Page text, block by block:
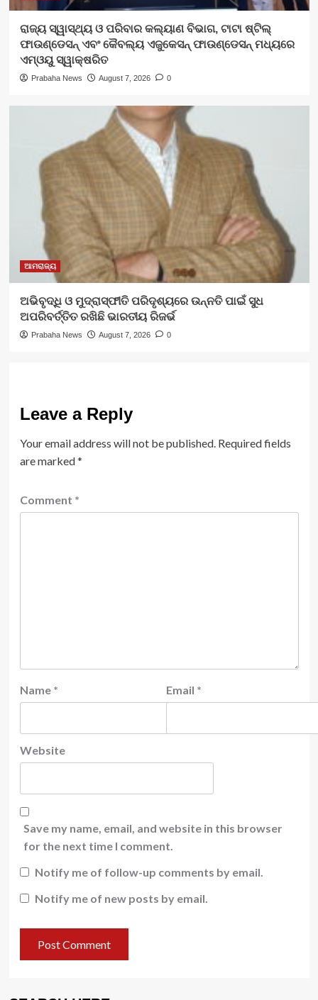
ରାଜ୍ୟ ସ୍ୱାସ୍ଥ୍ୟ ଓ ପରିବାର କଲ୍ୟାଣ ବିଭାଗ, ଟାଟା ଷ୍ଟିଲ୍
ଫାଉଣ୍ଡେସନ୍ ଏବଂ କୈବଲ୍ୟ ଏଜୁକେସନ୍ ଫାଉଣ୍ଡେସନ୍ ମଧ୍ୟରେ
ଏମ୍‌ଓୟୁ ସ୍ୱାକ୍ଷରିତ
Prabaha News August 7, 2026 0
ଆମରାଜ୍ୟ
ଅଭିବୃଦ୍ଧି ଓ ମୁଦ୍ରାସ୍ଫୀତି ପରିଦୃଶ୍ୟରେ ଉନ୍ନତି ପାଇଁ ସୁଧ
ଅପରିବର୍ତ୍ତିତ ରଖିଛି ଭାରତୀୟ ରିଜର୍ଭ
Prabaha News August 7, 2026 0
Leave a Reply
Your email address will not be published. Required fields
are marked*
Comment *
Name * Email *
Website
Save my name, email, and website in this browser
for the next time I comment.
Notify me of follow-up comments by email.
Notify me of new posts by email.